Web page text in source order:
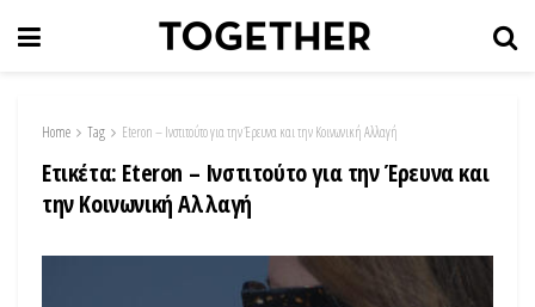
Home Tag Eteron – Ινστιτούτο για την Έρευνα και την Κοινωνική Αλλαγή
Ετικέτα: Eteron – Ινστιτούτο για την Έρευνα και
την Κοινωνική Αλλαγή